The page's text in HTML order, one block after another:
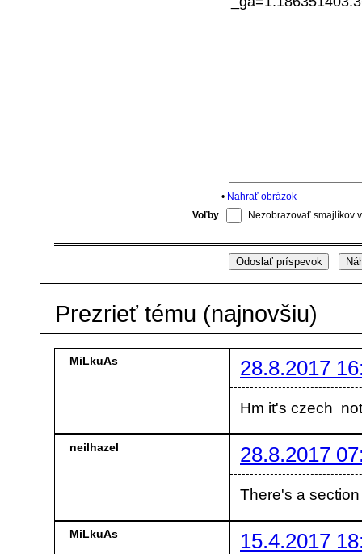
• Nahrať obrázok
Voľby
Nezobrazovať smajlíkov
Prezrieť tému (najnovšiu)
MiLkuAs 28.8.2017
Hm it's czech
neilhazel 28.8.2017
There's a
MiLkuAs 15.4.2017